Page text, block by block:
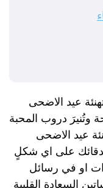
عيد الاضحى
وتُنيرَ دروب المحبة
عيد الاضحى
على اي شكلٍ
او في رسائل
السعادة القلبية